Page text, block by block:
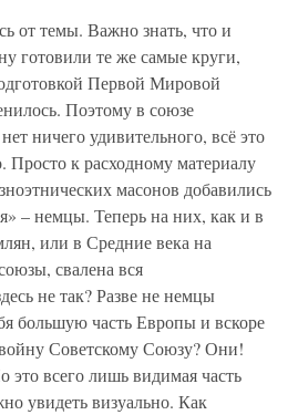
от темы. Важно знать, что и
готовили те же самые круги,
Первой Мировой
Поэтому в союзе
ничего удивительного, всё это
Просто к расходному материалу
масонов добавились
– немцы. Теперь на них, как и в
или в Средние века на
свалена вся
не так? Разве не немцы
большую часть Европы и вскоре
Советскому Союзу? Они!
это всего лишь видимая часть
увидеть визуально. Как